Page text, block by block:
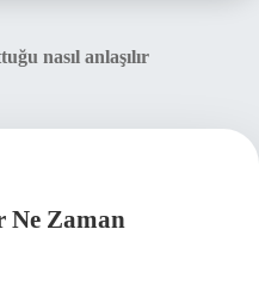
nasıl anlaşılır
Ne Zaman